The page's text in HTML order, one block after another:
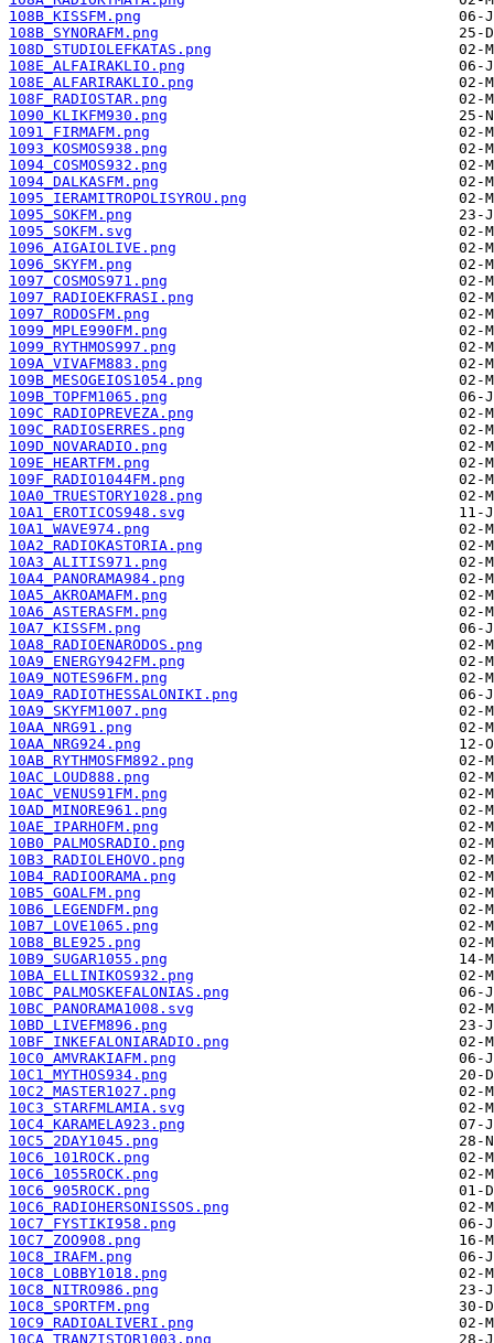
108B_KISSFM.png
108B_SYNORAFM.png
108D_STUDIOLEFKATAS.png
108E_ALFAIRAKLIO.png
108E_ALFARIRAKLIO.png
108F_RADIOSTAR.png
1090_KLIKFM930.png
1091_FIRMAFM.png
1093_KOSMOS938.png
1094_COSMOS932.png
1094_DALKASFM.png
1095_IERAMITROPOLISYROU.png
1095_SOKFM.png
1095_SOKFM.svg
1096_AIGAIOLIVE.png
1096_SKYFM.png
1097_COSMOS971.png
1097_RADIOEKFRASI.png
1097_RODOSFM.png
1099_MPLE990FM.png
1099_RYTHMOS997.png
109A_VIVAFM883.png
109B_MESOGEIOS1054.png
109B_TOPFM1065.png
109C_RADIOPREVEZA.png
109C_RADIOSERRES.png
109D_NOVARADIO.png
109E_HEARTFM.png
109F_RADIO1044FM.png
10A0_TRUESTORY1028.png
10A1_EROTICOS948.svg
10A1_WAVE974.png
10A2_RADIOKASTORIA.png
10A3_ALITIS971.png
10A4_PANORAMA984.png
10A5_AKROAMAFM.png
10A6_ASTERASFM.png
10A7_KISSFM.png
10A8_RADIOENARODOS.png
10A9_ENERGY942FM.png
10A9_NOTES96FM.png
10A9_RADIOTHESSALONIKI.png
10A9_SKYFM1007.png
10AA_NRG91.png
10AA_NRG924.png
10AB_RYTHMOSFM892.png
10AC_LOUD888.png
10AC_VENUS91FM.png
10AD_MINORE961.png
10AE_IPARHOFM.png
10B0_PALMOSRADIO.png
10B3_RADIOLEHOVO.png
10B4_RADIOORAMA.png
10B5_GOALFM.png
10B6_LEGENDFM.png
10B7_LOVE1065.png
10B8_BLE925.png
10B9_SUGAR1055.png
10BA_ELLINIKOS932.png
10BC_PALMOSKEFALONIAS.png
10BC_PANORAMA1008.svg
10BD_LIVEFM896.png
10BF_INKEFALONIARADIO.png
10C0_AMVRAKIAFM.png
10C1_MYTHOS934.png
10C2_MASTER1027.png
10C3_STARFMLAMIA.svg
10C4_KARAMELA923.png
10C5_2DAY1045.png
10C6_101ROCK.png
10C6_1055ROCK.png
10C6_905ROCK.png
10C6_RADIOHERSONISSOS.png
10C7_FYSTIKI958.png
10C7_ZOO908.png
10C8_IRAFM.png
10C8_LOBBY1018.png
10C8_NITRO986.png
10C8_SPORTFM.png
10C9_RADIOALIVERI.png
10CA_TRANZISTOR1003.png